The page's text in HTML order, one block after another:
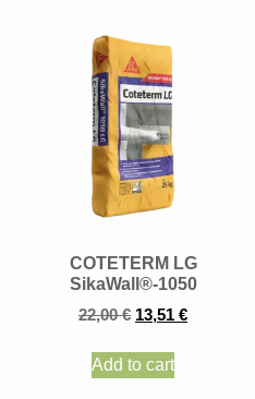
COTETERM LG
SikaWall®-1050
22,00€ 13,51 €
Add to cart